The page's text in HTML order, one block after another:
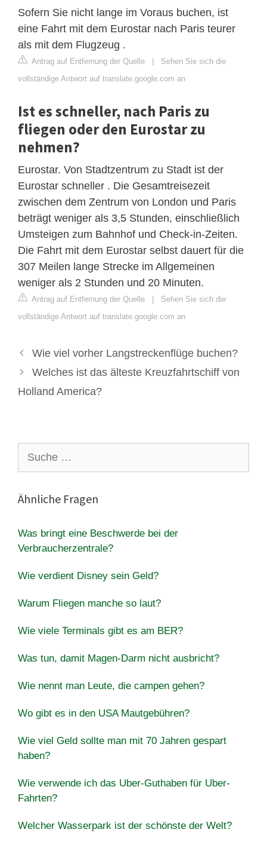
Sofern Sie nicht lange im Voraus buchen, ist
eine Fahrt mit dem Eurostar nach Paris teurer
als mit dem Flugzeug .
Antrag auf Entfernung der Quelle | Sehen Sie sich die
vollständige Antwort auf translate.google.com an
Ist es schneller, nach Paris zu
fliegen oder den Eurostar zu
nehmen?
Eurostar. Von Stadtzentrum zu Stadt ist der
Eurostar schneller . Die Gesamtreisezeit
zwischen dem Zentrum von London und Paris
beträgt weniger als 3,5 Stunden, einschließlich
Umsteigen zum Bahnhof und Check-in-Zeiten.
Die Fahrt mit dem Eurostar selbst dauert für die
307 Meilen lange Strecke im Allgemeinen
weniger als 2 Stunden und 20 Minuten.
Antrag auf Entfernung der Quelle | Sehen Sie sich die
vollständige Antwort auf translate.google.com an
Wie viel vorher Langstreckenflüge buchen?
Welches ist das älteste Kreuzfahrtschiff von
Holland America?
nach:
Ähnliche Fragen
Was bringt eine Beschwerde bei der
Verbraucherzentrale?
Wie verdient Disney sein Geld?
Warum Fliegen manche so laut?
Wie viele Terminals gibt es am BER?
Was tun, damit Magen-Darm nicht ausbricht?
Wie nennt man Leute, die campen gehen?
Wo gibt es in den USA Mautgebühren?
Wie viel Geld sollte man mit 70 Jahren gespart
haben?
Wie verwende ich das Uber-Guthaben für Uber-
Fahrten?
Welcher Wasserpark ist der schönste der Welt?